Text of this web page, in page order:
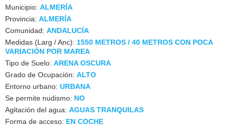
Municipio: ALMERÍA
Provincia: ALMERÍA
Comunidad: ANDALUCÍA
Medidas (Larg / Anc): 1550 METROS / 40 METROS CON POCA
VARIACIÓN POR MAREA
Tipo de Suelo: ARENA OSCURA
Grado de Ocupación: ALTO
Entorno urbano: URBANA
Se permite nudismo: NO
Agitación del agua: AGUAS TRANQUILAS
Forma de acceso: EN COCHE